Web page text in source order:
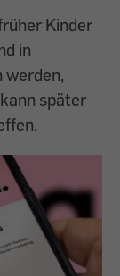
Kinder
in
werden,
später